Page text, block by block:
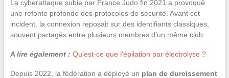
La cyberattaque subie par France Judo fin 2021 a provoqué
une refonte profonde des protocoles de sécurité. Avant cet
incident, la connexion reposait sur des identifiants classiques,
souvent partagés entre plusieurs membres d’un même club.
A lire également : Qu'est-ce que l'épilation par électrolyse ?
Depuis 2022, la fédération a déployé un plan de durcissement